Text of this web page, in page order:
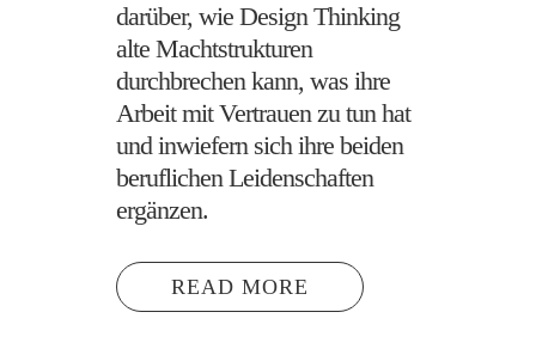
darüber, wie Design Thinking
alte Machtstrukturen
durchbrechen kann, was ihre
Arbeit mit Vertrauen zu tun hat
und inwiefern sich ihre beiden
beruflichen Leidenschaften
ergänzen.
READ MORE